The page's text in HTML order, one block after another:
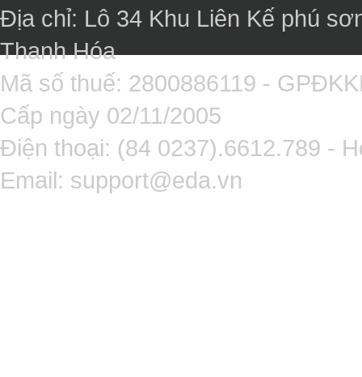
Địa chỉ: Lô 34 Khu Liên Kế phú
Thanh Hóa
Mã số thuế: 2800886119 -
Cấp ngày 02/11/2005
Điện thoại: (84 0237).6612.789 -
Email: support@eda.vn